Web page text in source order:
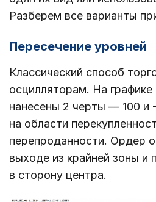
Разберем все варианты
Пересечение уровней
Классический способ
осцилляторам. На графике
нанесены 2 черты ― 100 и
на области
перепроданности. Ордер
выходе из крайней зоны и
в сторону центра.